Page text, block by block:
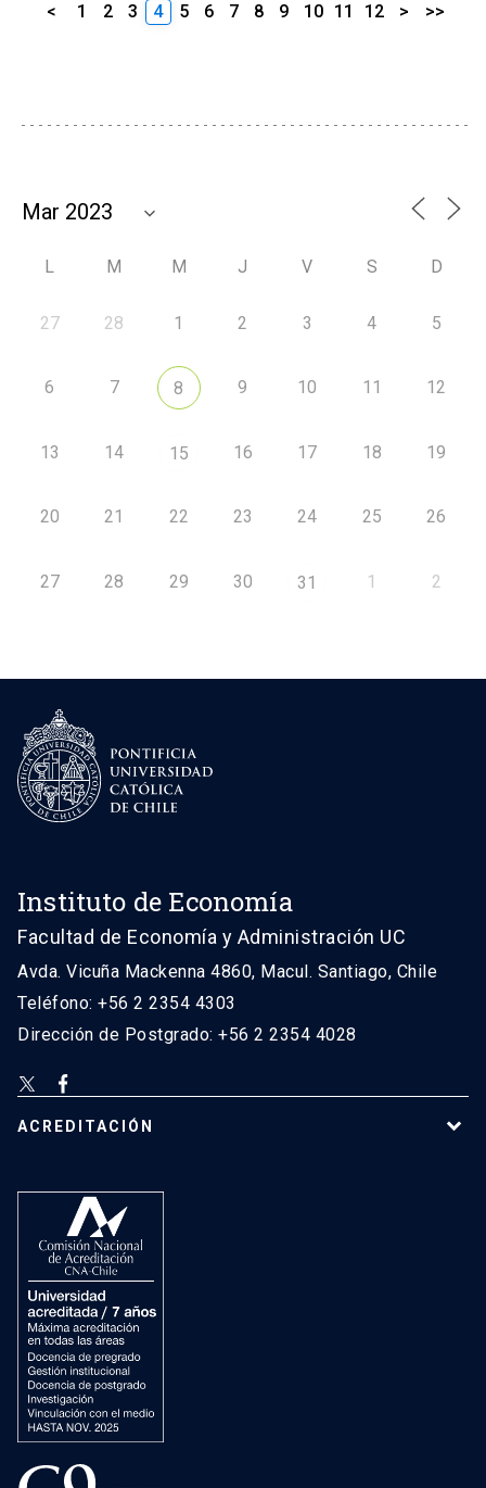
< 1 2 3 4 5 6 7 8 9 10 11 12 > >>
L M M J V S D
27 28 1 2 3 4 5
6 7 8 9 10 11 12
13 14 15 16 17 18 19
20 21 22 23 24 25 26
27 28 29 30 31 1 2
Instituto de Economía
Facultad de Economía y Administración UC
Avda. Vicuña Mackenna 4860, Macul. Santiago, Chile
Teléfono: +56 2 2354 4303
Dirección de Postgrado: +56 2 2354 4028
ACREDITACIÓN